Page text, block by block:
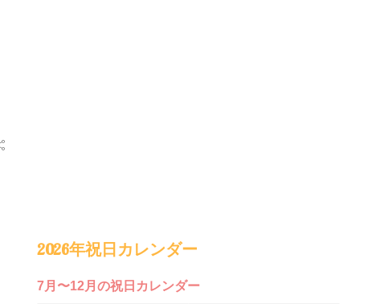
2026年祝日カレンダー
7月〜12月の祝日カレンダー